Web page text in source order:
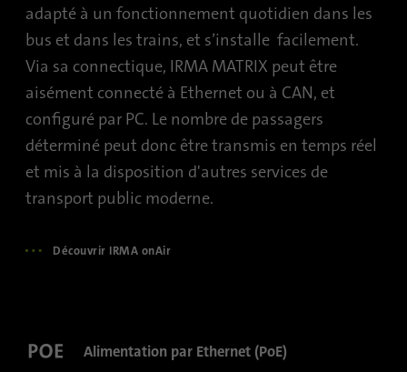
adapté à un fonctionnement quotidien dans les
bus et dans les trains, et s’installe facilement.
Via sa connectique, IRMA MATRIX peut être
aisément connecté à Ethernet ou à CAN, et
configuré par PC. Le nombre de passagers
déterminé peut donc être transmis en temps réel
et mis à la disposition d'autres services de
transport public moderne.
Découvrir IRMA onAir
Alimentation par Ethernet (PoE)
rapport d'analyse sur l'état du site. Les
données collectées, y compris le nombre de
visiteurs, la source d'où ils viennent et les
pages visitées sous forme anonyme.
Nom _gat_gtag_UA_120925527_1
Fournisseur Google Analytics
Durée
Google utilise ce cookie pour différencier